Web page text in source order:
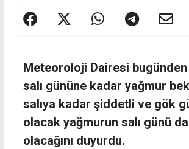
Meteoroloji Dairesi
salı gününe kadar yağmur
salıya kadar şiddetli ve gök
olacak yağmurun salı günü
olacağını duyurdu.